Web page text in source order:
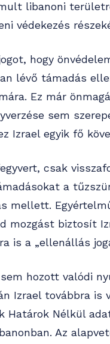
libanoni
védekezés
hogy
lévő támadás
Ez már
sem
Izrael egyik fő
csak
a
mellett.
mozgást biztosít
is a „ellenállás
hozott valódi
Izrael továbbra is
Határok Nélkül
Az